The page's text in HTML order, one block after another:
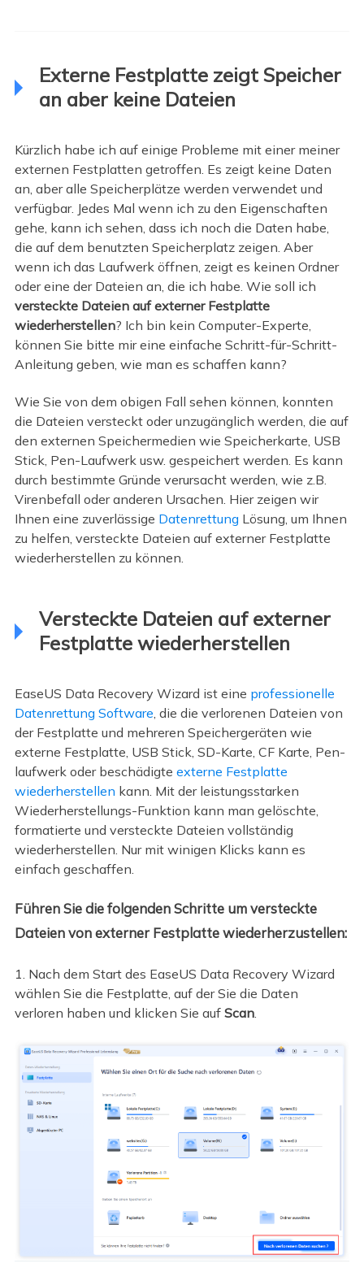
Externe Festplatte zeigt Speicher
an aber keine Dateien
Kürzlich habe ich auf einige Probleme mit einer meiner
externen Festplatten getroffen. Es zeigt keine Daten
an, aber alle Speicherplätze werden verwendet und
verfügbar. Jedes Mal wenn ich zu den Eigenschaften
gehe, kann ich sehen, dass ich noch die Daten habe,
die auf dem benutzten Speicherplatz zeigen. Aber
wenn ich das Laufwerk öffnen, zeigt es keinen Ordner
oder eine der Dateien an, die ich habe. Wie soll ich
versteckte Dateien auf externer Festplatte
wiederherstellen? Ich bin kein Computer-Experte,
können Sie bitte mir eine einfache Schritt-für-Schritt-
Anleitung geben, wie man es schaffen kann?
Wie Sie von dem obigen Fall sehen können, konnten
die Dateien versteckt oder unzugänglich werden, die auf
den externen Speichermedien wie Speicherkarte, USB
Stick, Pen-Laufwerk usw. gespeichert werden. Es kann
durch bestimmte Gründe verursacht werden, wie z.B.
Virenbefall oder anderen Ursachen. Hier zeigen wir
Ihnen eine zuverlässige DatenrettungLösung, um Ihnen
zu helfen, versteckte Dateien auf externer Festplatte
wiederherstellen zu können.
Versteckte Dateien auf externer
Festplatte wiederherstellen
EaseUS Data Recovery Wizard ist eine professionelle
Datenrettung Software , die die verlorenen Dateien von
der Festplatte und mehreren Speichergeräten wie
externe Festplatte, USB Stick, SD-Karte, CF Karte, Pen-
laufwerk oder beschädigte externe Festplatte
wiederherstellen kann. Mit der leistungsstarken
Wiederherstellungs-Funktion kann man gelöschte,
formatierte und versteckte Dateien vollständig
wiederherstellen. Nur mit winigen Klicks kann es
einfach geschaffen.
Führen Sie die folgenden Schritte um versteckte
Dateien von externer Festplatte wiederherzustellen:
1. Nach dem Start des EaseUS Data Recovery Wizard
wählen Sie die Festplatte, auf der Sie die Daten
verloren haben und klicken Sie auf Scan.